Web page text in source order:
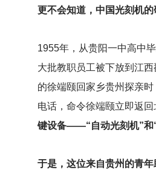
更不会知道，中国光刻机
1955年，从贵阳一中高中
大批教职员工被下放到江
的徐端颐回家乡贵州探亲
电话，命令徐端颐立即返回
键设备——“自动光刻机”和“
于是，这位来自贵州的青年